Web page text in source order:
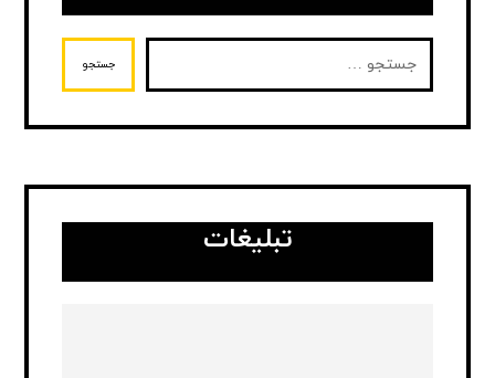
جستجو
تبلیغات